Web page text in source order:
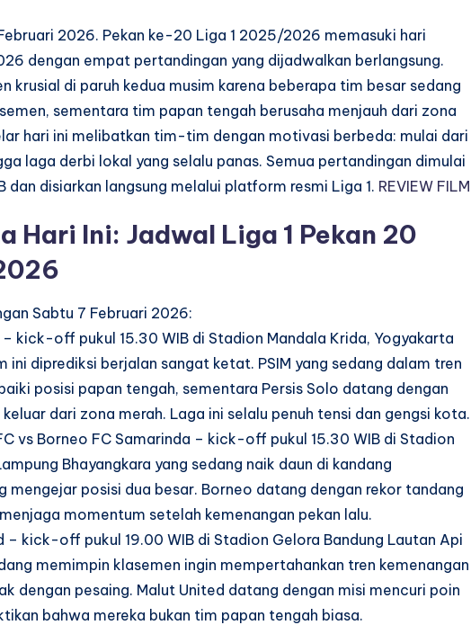
2026. Pekan ke-20 Liga 1 2025/2026 memasuki hari
dengan empat pertandingan yang dijadwalkan berlangsung.
krusial di paruh kedua musim karena beberapa tim besar sedang
sementara tim papan tengah berusaha menjauh dari zona
hari ini melibatkan tim-tim dengan motivasi berbeda: mulai dari
laga derbi lokal yang selalu panas. Semua pertandingan dimulai
dan disiarkan langsung melalui platform resmi Liga 1. REVIEW FILM
Hari Ini: Jadwal Liga 1 Pekan 20
Sabtu 7 Februari 2026:
– kick-off pukul 15.30 WIB di Stadion Mandala Krida, Yogyakarta
ini diprediksi berjalan sangat ketat. PSIM yang sedang dalam tren
posisi papan tengah, sementara Persis Solo datang dengan
dari zona merah. Laga ini selalu penuh tensi dan gengsi kota.
vs Borneo FC Samarinda – kick-off pukul 15.30 WIB di Stadion
Bhayangkara yang sedang naik daun di kandang
mengejar posisi dua besar. Borneo datang dengan rekor tandang
momentum setelah kemenangan pekan lalu.
– kick-off pukul 19.00 WIB di Stadion Gelora Bandung Lautan Api
memimpin klasemen ingin mempertahankan tren kemenangan
dengan pesaing. Malut United datang dengan misi mencuri poin
bahwa mereka bukan tim papan tengah biasa.